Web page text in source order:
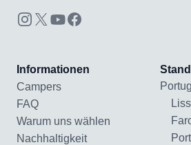
Informationen
Campers
FAQ
Warum uns wählen
Nachhaltigkeit